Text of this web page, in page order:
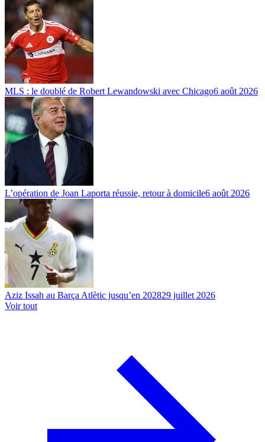
MLS : le doublé de Robert Lewandowski avec Chicago6 août 2026
L’opération de Joan Laporta réussie, retour à domicile6 août 2026
Aziz Issah au Barça Atlètic jusqu’en 202829 juillet 2026
Voir tout